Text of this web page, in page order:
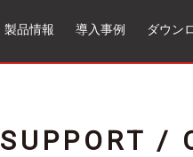
製品情報 導入事例 ダウン
SUPPORT /